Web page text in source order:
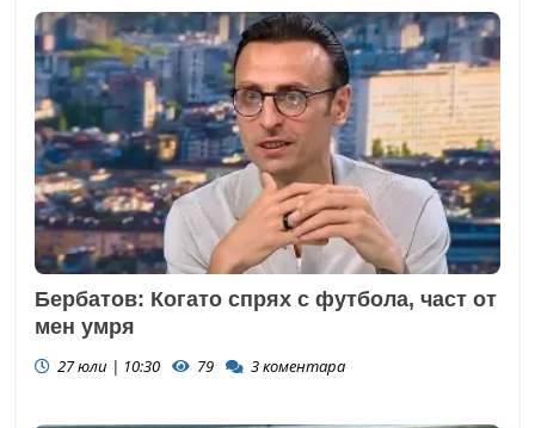
Бербатов: Когато спрях с футбола, част от
мен умря
27 юли | 10:30 79 3коментара